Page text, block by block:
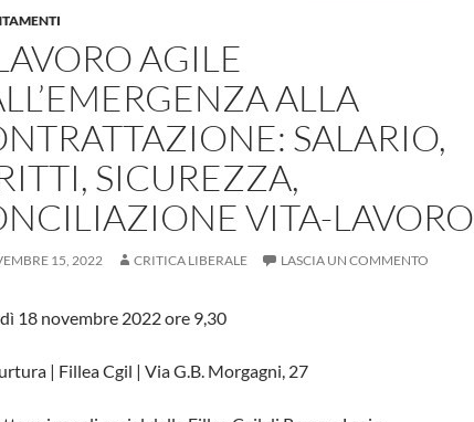
AGILE
ALLA
SALARIO,
SICUREZZA,
VITA-LAVORO
15, 2022 CRITICA LIBERALE LASCIA UN COMMENTO
18 novembre 2022 ore 9,30
| Fillea Cgil | Via G.B. Morgagni, 27